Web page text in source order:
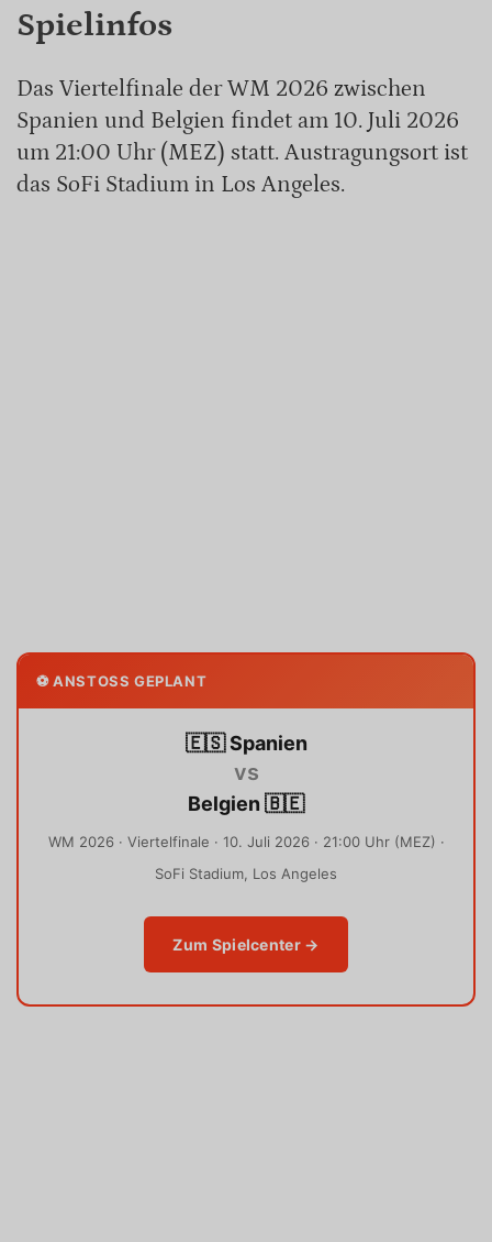
Spielinfos
Das Viertelfinale der WM 2026 zwischen
Spanien und Belgien findet am 10. Juli 2026
um 21:00 Uhr (MEZ) statt. Austragungsort ist
das SoFi Stadium in Los Angeles.
⚽ ANSTOSS GEPLANT
🇪🇸 Spanien
vs
Belgien 🇧🇪
WM 2026 · Viertelfinale · 10. Juli 2026 · 21:00 Uhr (MEZ) ·
SoFi Stadium, Los Angeles
Zum Spielcenter →